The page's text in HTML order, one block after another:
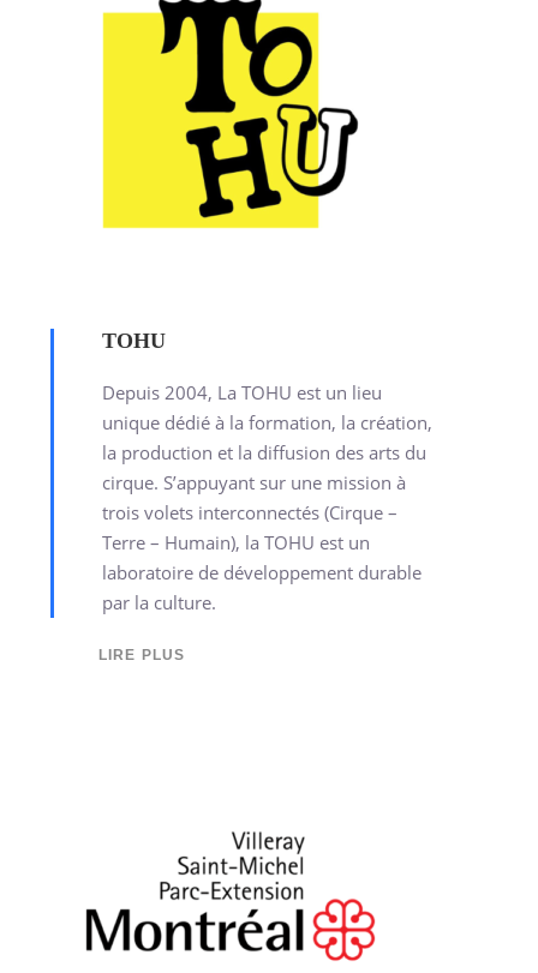
TOHU
Depuis 2004, La TOHU est un lieu
unique dédié à la formation, la création,
la production et la diffusion des arts du
cirque. S’appuyant sur une mission à
trois volets interconnectés (Cirque –
Terre – Humain), la TOHU est un
laboratoire de développement durable
par la culture.
LIRE PLUS